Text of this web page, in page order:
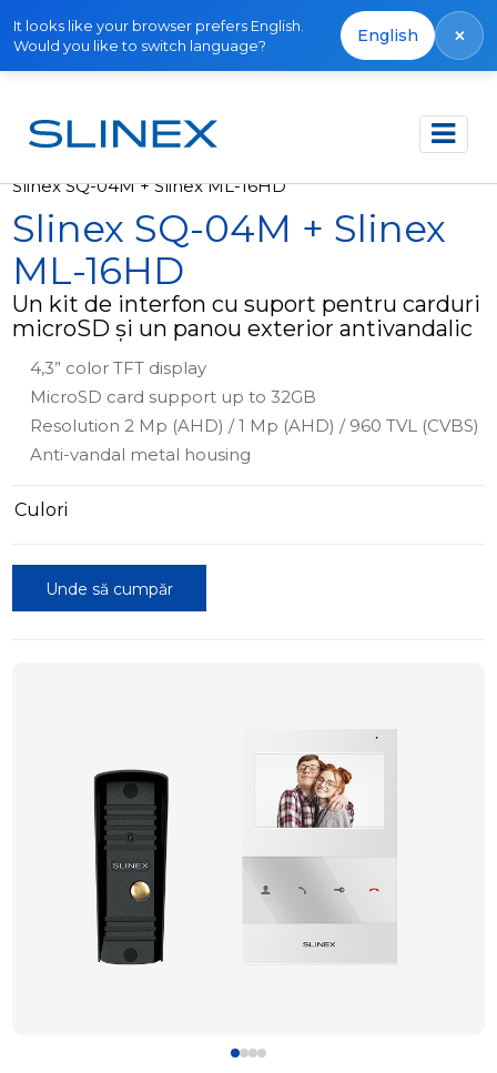
It looks like your browser prefers English.
Would you like to switch language?
English ×
Acasă Produse Kituri
Slinex SQ-04M + Slinex ML-16HD
Slinex SQ-04M + Slinex
ML-16HD
Un kit de interfon cu suport pentru carduri
microSD și un panou exterior antivandalic
4,3” color TFT display
MicroSD card support up to 32GB
Resolution 2 Mp (AHD) / 1 Mp (AHD) / 960 TVL (CVBS)
Anti-vandal metal housing
Culori
Unde să cumpăr